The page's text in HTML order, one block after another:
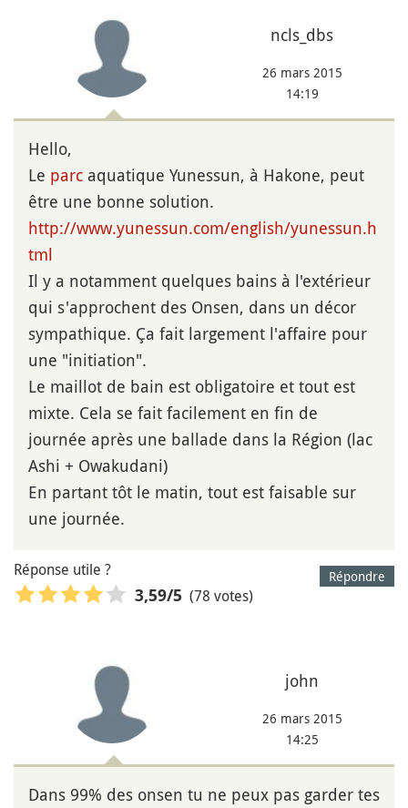
ncls_dbs
26 mars 2015
14:19
Hello,
Le parc aquatique Yunessun, à Hakone, peut
être une bonne solution.
http://www.yunessun.com/english/yunessun.h
tml
Il y a notamment quelques bains à l'extérieur
qui s'approchent des Onsen, dans un décor
sympathique. Ça fait largement l'affaire pour
une "initiation".
Le maillot de bain est obligatoire et tout est
mixte. Cela se fait facilement en fin de
journée après une ballade dans la Région (lac
Ashi + Owakudani)
En partant tôt le matin, tout est faisable sur
une journée.
Répondre
Réponse utile ?
3,59/5 (78 votes)
john
26 mars 2015
14:25
Dans 99% des onsen tu ne peux pas garder tes